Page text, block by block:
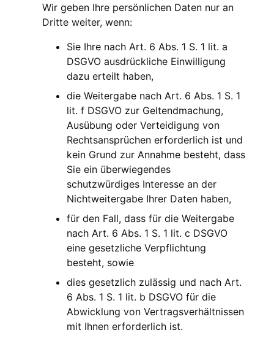
Wir geben Ihre persönlichen Daten nur an
Dritte weiter, wenn:
Sie Ihre nach Art. 6 Abs. 1 S. 1 lit. a
DSGVO ausdrückliche Einwilligung
dazu erteilt haben,
die Weitergabe nach Art. 6 Abs. 1 S. 1
lit. f DSGVO zur Geltendmachung,
Ausübung oder Verteidigung von
Rechtsansprüchen erforderlich ist und
kein Grund zur Annahme besteht, dass
Sie ein überwiegendes
schutzwürdiges Interesse an der
Nichtweitergabe Ihrer Daten haben,
für den Fall, dass für die Weitergabe
nach Art. 6 Abs. 1 S. 1 lit. c DSGVO
eine gesetzliche Verpflichtung
besteht, sowie
dies gesetzlich zulässig und nach Art.
6 Abs. 1 S. 1 lit. b DSGVO für die
Abwicklung von Vertragsverhältnissen
mit Ihnen erforderlich ist.